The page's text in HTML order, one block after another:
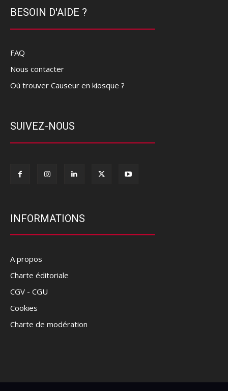
BESOIN D'AIDE ?
FAQ
Nous contacter
Où trouver Causeur en kiosque ?
SUIVEZ-NOUS
INFORMATIONS
A propos
Charte éditoriale
CGV - CGU
Cookies
Charte de modération